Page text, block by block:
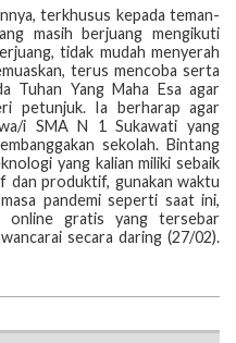
terkhusus kepada teman-
masih berjuang mengikuti
tidak mudah menyerah
terus mencoba serta
Tuhan Yang Maha Esa agar
petunjuk. Ia berharap agar
i SMA N 1 Sukawati yang
sekolah. Bintang
yang kalian miliki sebaik
dan produktif, gunakan waktu
pandemi seperti saat ini,
online gratis yang tersebar
secara daring (27/02).